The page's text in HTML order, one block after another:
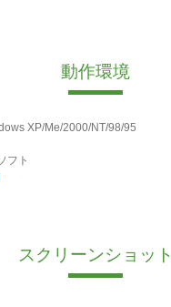
動作環境
XP/Me/2000/NT/98/95
フト
スクリーンショット